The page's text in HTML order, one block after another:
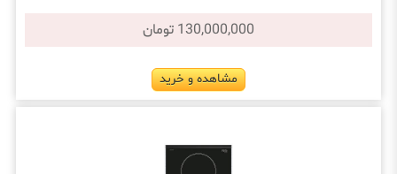
130,000,000 تومان
مشاهده و خرید